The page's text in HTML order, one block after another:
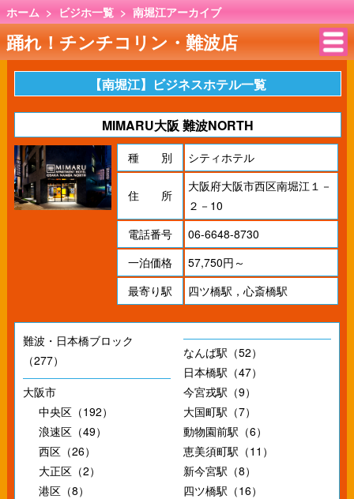
ホーム > ビジホ一覧 > 南堀江アーカイブ
踊れ！チンチコリン・難波店
【南堀江】ビジネスホテル一覧
MIMARU大阪 難波NORTH
種 別 シティホテル
住 所
大阪府大阪市西区南堀江１－
２－10
電話番号
06-6648-8730
一泊価格
57,750円～
最寄り駅
四ツ橋駅，心斎橋駅
難波・日本橋ブロック
（277）
大阪市
中央区（192）
浪速区（49）
西区（26）
大正区（2）
港区（8）
なんば駅（52）
日本橋駅（47）
今宮戎駅（9）
大国町駅（7）
動物園前駅（6）
恵美須町駅（11）
新今宮駅（8）
四ツ橋駅（16）